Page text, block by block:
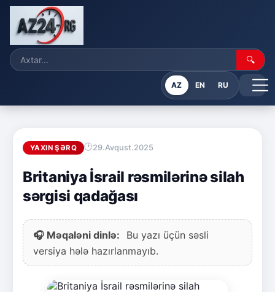
🔍
AZ EN RU
YAXIN ŞƏRQ 29.Avqust.2025
Britaniya İsrail rəsmilərinə silah
sərgisi qadağası
🎧 Məqaləni dinlə:
Bu yazı üçün səsli
versiya hələ hazırlanmayıb.